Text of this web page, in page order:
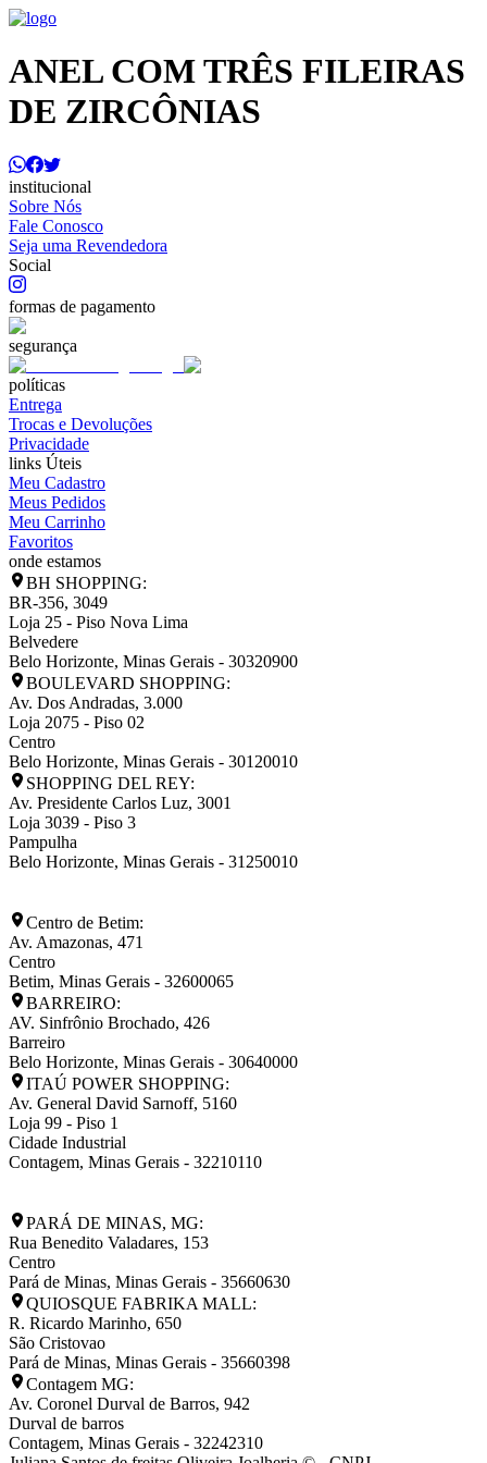
ANEL COM TRÊS FILEIRAS
DE ZIRCÔNIAS
institucional
Sobre Nós
Fale Conosco
Seja uma Revendedora
Social
formas de pagamento
segurança
políticas
Entrega
Trocas e Devoluções
Privacidade
links Úteis
Meu Cadastro
Meus Pedidos
Meu Carrinho
Favoritos
onde estamos
BH SHOPPING:
BR-356, 3049
Loja 25 - Piso Nova Lima
Belvedere
Belo Horizonte, Minas Gerais - 30320900
BOULEVARD SHOPPING:
Av. Dos Andradas, 3.000
Loja 2075 - Piso 02
Centro
Belo Horizonte, Minas Gerais - 30120010
SHOPPING DEL REY:
Av. Presidente Carlos Luz, 3001
Loja 3039 - Piso 3
Pampulha
Belo Horizonte, Minas Gerais - 31250010
Centro de Betim:
Av. Amazonas, 471
Centro
Betim, Minas Gerais - 32600065
BARREIRO:
AV. Sinfrônio Brochado, 426
Barreiro
Belo Horizonte, Minas Gerais - 30640000
ITAÚ POWER SHOPPING:
Av. General David Sarnoff, 5160
Loja 99 - Piso 1
Cidade Industrial
Contagem, Minas Gerais - 32210110
PARÁ DE MINAS, MG:
Rua Benedito Valadares, 153
Centro
Pará de Minas, Minas Gerais - 35660630
QUIOSQUE FABRIKA MALL:
R. Ricardo Marinho, 650
São Cristovao
Pará de Minas, Minas Gerais - 35660398
Contagem MG:
Av. Coronel Durval de Barros, 942
Durval de barros
Contagem, Minas Gerais - 32242310